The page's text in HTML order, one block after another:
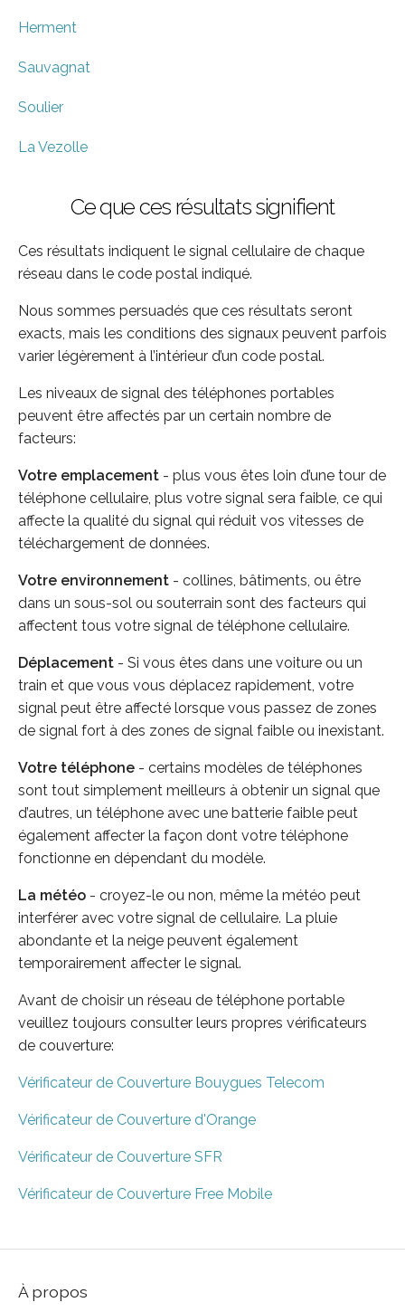
Herment
Sauvagnat
Soulier
La Vezolle
Ce que ces résultats signifient
Ces résultats indiquent le signal cellulaire de chaque
réseau dans le code postal indiqué.
Nous sommes persuadés que ces résultats seront
exacts, mais les conditions des signaux peuvent parfois
varier légèrement à l’intérieur d’un code postal.
Les niveaux de signal des téléphones portables
peuvent être affectés par un certain nombre de
facteurs:
Votre emplacement - plus vous êtes loin d’une tour de
téléphone cellulaire, plus votre signal sera faible, ce qui
affecte la qualité du signal qui réduit vos vitesses de
téléchargement de données.
Votre environnement - collines, bâtiments, ou être
dans un sous-sol ou souterrain sont des facteurs qui
affectent tous votre signal de téléphone cellulaire.
Déplacement - Si vous êtes dans une voiture ou un
train et que vous vous déplacez rapidement, votre
signal peut être affecté lorsque vous passez de zones
de signal fort à des zones de signal faible ou inexistant.
Votre téléphone - certains modèles de téléphones
sont tout simplement meilleurs à obtenir un signal que
d’autres, un téléphone avec une batterie faible peut
également affecter la façon dont votre téléphone
fonctionne en dépendant du modèle.
La météo - croyez-le ou non, même la météo peut
interférer avec votre signal de cellulaire. La pluie
abondante et la neige peuvent également
temporairement affecter le signal.
Avant de choisir un réseau de téléphone portable
veuillez toujours consulter leurs propres vérificateurs
de couverture:
Vérificateur de Couverture Bouygues Telecom
Vérificateur de Couverture d'Orange
Vérificateur de Couverture SFR
Vérificateur de Couverture Free Mobile
À propos